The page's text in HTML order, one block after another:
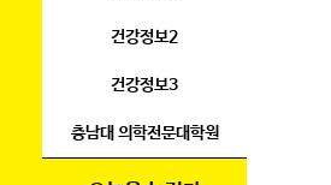
건강정보2
건강정보3
충남대 의학전문대학원